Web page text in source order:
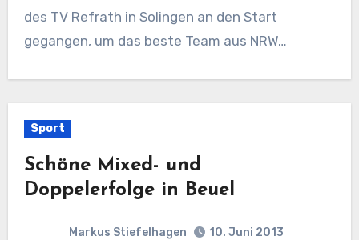
des TV Refrath in Solingen an den Start
gegangen, um das beste Team aus NRW…
Sport
Schöne Mixed- und
Doppelerfolge in Beuel
Markus Stiefelhagen
10. Juni 2013